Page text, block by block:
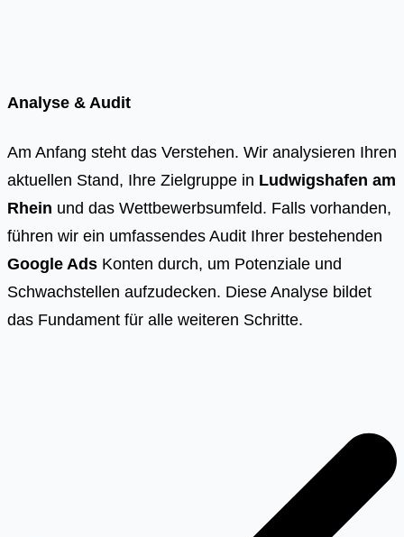
Analyse & Audit
Am Anfang steht das Verstehen. Wir analysieren Ihren
aktuellen Stand, Ihre Zielgruppe in Ludwigshafen am
Rhein und das Wettbewerbsumfeld. Falls vorhanden,
führen wir ein umfassendes Audit Ihrer bestehenden
Google Ads Konten durch, um Potenziale und
Schwachstellen aufzudecken. Diese Analyse bildet
das Fundament für alle weiteren Schritte.